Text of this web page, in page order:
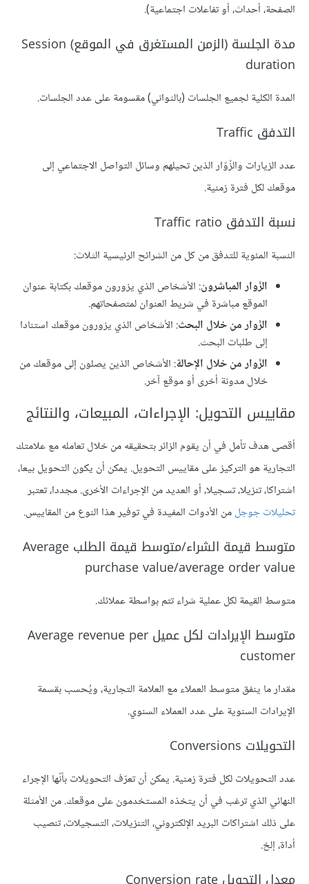
الصفحة، أحداث، أو تفاعلات اجتماعية).
مدة الجلسة (الزمن المستغرق في الموقع) Session
duration
المدة الكلية لجميع الجلسات (بالثواني) مقسومة على عدد الجلسات.
التدفق Traffic
عدد الزيارات والزّوّار الذين تحيلهم وسائل التواصل الاجتماعي إلى
موقعك لكل فترة زمنية.
نسبة التدفق Traffic ratio
النسبة المئوية للتدفق من كل من الشرائح الرئيسية الثلاث:
الزّوار المباشرون: الأشخاص الذي يزورون موقعك بكتابة عنوان
الموقع مباشرة في شريط العنوان لمتصفحاتهم.
الزّوار من خلال البحث: الأشخاص الذي يزورون موقعك استنادا
إلى طلبات البحث.
الزّوار من خلال الإحالة: الأشخاص الذين يصلون إلى موقعك من
خلال مدونة أخرى أو موقع آخر.
مقاييس التحويل: الإجراءات، المبيعات، والنتائج
أقصى هدف تأمل في أن يقوم الزائر بتحقيقه من خلال تعامله مع علامتك
التجارية هو التركيز على مقاييس التحويل. يمكن أن يكون التحويل بيعا،
اشتراكا، تنزيلا، تسجيلا، أو العديد من الإجراءات الأخرى. مجددا، تعتبر
تحليلات جوجلمن الأدوات المفيدة في توفير هذا النوع من المقاييس.
متوسط قيمة الشراء/متوسط قيمة الطلب Average
purchase value/average order value
متوسط القيمة لكل عملية شراء تتم بواسطة عملائك.
متوسط الإيرادات لكل عميل Average revenue per
customer
مقدار ما ينفق متوسط العملاء مع العلامة التجارية، ويُحسب بقسمة
الإيرادات السنوية على عدد العملاء السنوي.
التحويلات Conversions
عدد التحويلات لكل فترة زمنية. يمكن أن تعرّف التحويلات بأنّها الإجراء
النهائي الذي ترغب في أن يتخذه المستخدمون على موقعك. من الأمثلة
على ذلك اشتراكات البريد الإلكتروني، التنزيلات، التسجيلات، تنصيب
أداة، إلخ.